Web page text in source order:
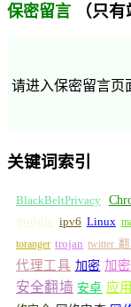
保密留言 （只有
请进入保密留言页
关键词索引
BlackBeltPrivacy
google ipv6 Linux
toranger trojan twitter
代理工具 加密 加
安全翻墙 安卓 应